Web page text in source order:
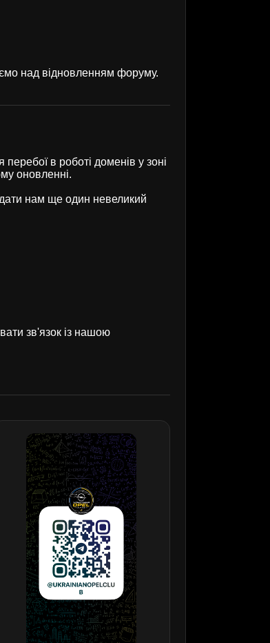
над відновленням форуму.
в роботі доменів у зоні
оновленні.
нам ще один невеликий
зв'язок із нашою